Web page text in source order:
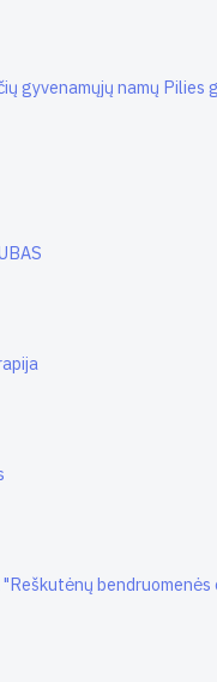
gyvenamųjų namų Pilies
bendruomenės